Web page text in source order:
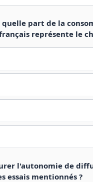
quelle part de la
représente le
l'autonomie de
essais mentionnés ?